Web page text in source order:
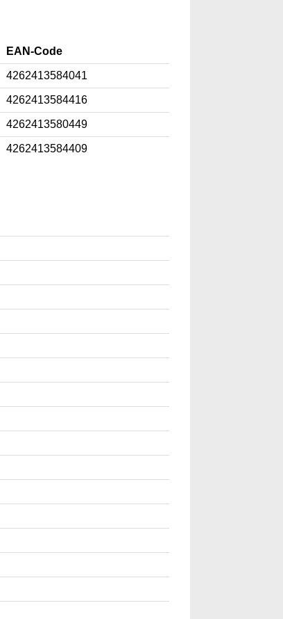
EAN-Code
4262413584041
4262413584416
4262413580449
4262413584409